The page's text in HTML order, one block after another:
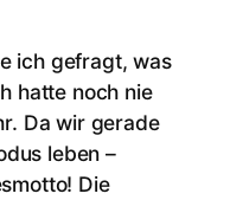
ich gefragt, was
hatte noch nie
Da wir gerade
leben –
Die